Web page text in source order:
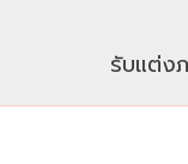
รับแต่ง